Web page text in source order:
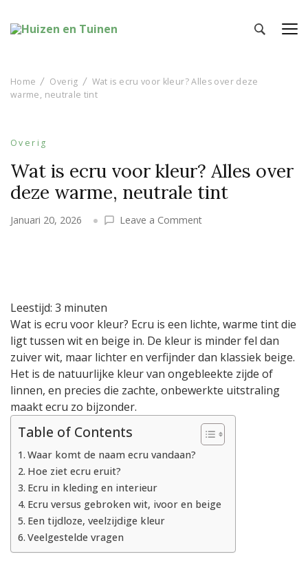
Home Overig
Wat is ecru voor kleur? Alles over deze
warme, neutrale tint
Overig
Wat is ecru voor kleur? Alles over
deze warme, neutrale tint
Januari 20, 2026 Leave a Commenton
over
deze
warme,
neutrale
tint
Leestijd: 3 minuten
Wat is ecru voor kleur? Ecru is een lichte, warme tint die
ligt tussen wit en beige in. De kleur is minder fel dan
zuiver wit, maar lichter en verfijnder dan klassiek beige.
Het is de natuurlijke kleur van ongebleekte zijde of
linnen, en precies die zachte, onbewerkte uitstraling
maakt ecru zo bijzonder.
Table of Contents
Waar komt de naam ecru vandaan?
Hoe ziet ecru eruit?
Ecru in kleding en interieur
Ecru versus gebroken wit, ivoor en beige
Een tijdloze, veelzijdige kleur
Veelgestelde vragen